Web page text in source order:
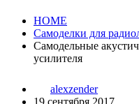
HOME
Самоделки для
Самодельные
усилителя
alexzender
19 сентября 2017